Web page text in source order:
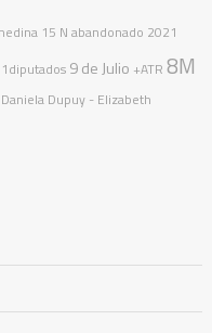
15 N abandonado 2021
1diputados 9 de Julio +ATR 8M
Dupuy - Elizabeth